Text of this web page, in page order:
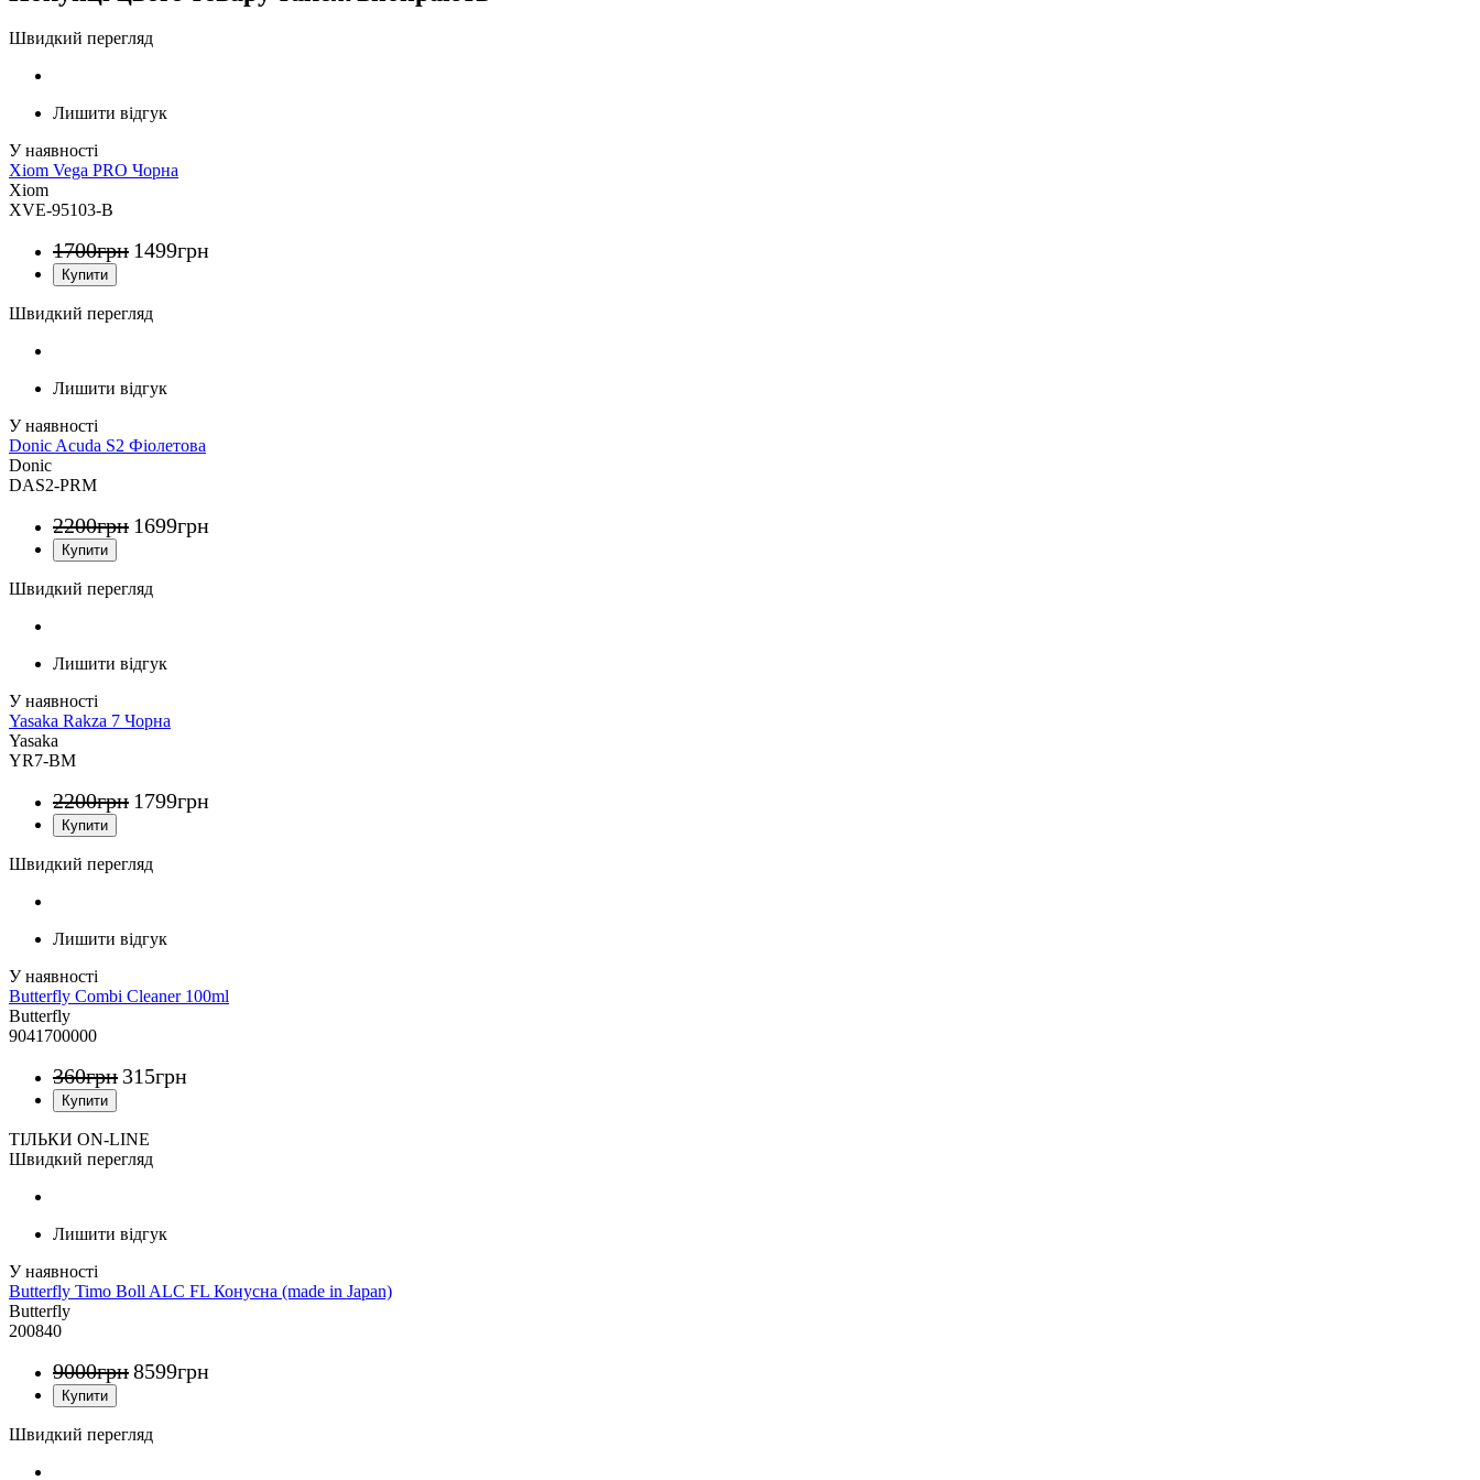
Швидкий перегляд
Лишити відгук
Xiom Vega PRO Чорна
Xiom
XVE-95103-B
1700грн 1499грн
Швидкий перегляд
Лишити відгук
Donic Acuda S2 Фіолетова
Donic
DAS2-PRM
2200грн 1699грн
Швидкий перегляд
Лишити відгук
Yasaka Rakza 7 Чорна
Yasaka
YR7-BM
2200грн 1799грн
Швидкий перегляд
Лишити відгук
Butterfly Combi Cleaner 100ml
Butterfly
9041700000
360грн 315грн
ТІЛЬКИ ON-LINE
Швидкий перегляд
Лишити відгук
Butterfly Timo Boll ALC FL Конусна (made in Japan)
Butterfly
200840
9000грн8599грн
Швидкий перегляд